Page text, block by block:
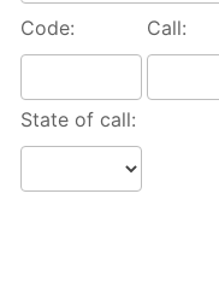
Code: Call:
State of call: